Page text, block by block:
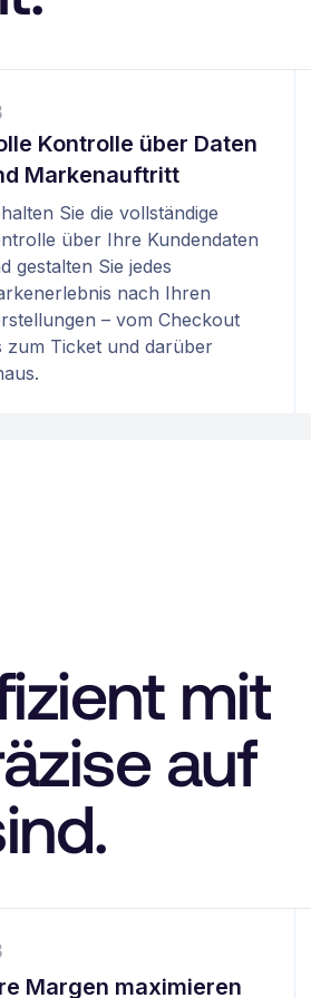
Kontrolle über Daten
Markenauftritt
Sie die vollständige
über Ihre Kundendaten
gestalten Sie jedes
nach Ihren
– vom Checkout
zum Ticket und darüber
mit
auf
Margen maximieren